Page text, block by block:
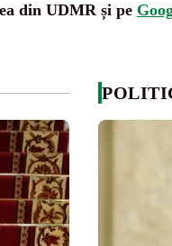
din UDMR și pe